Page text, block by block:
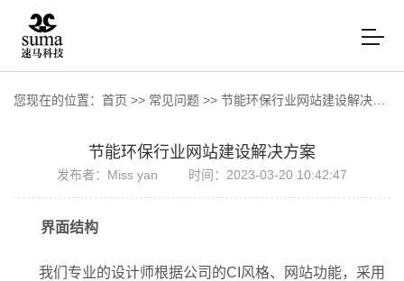
您现在的位置： 首页 >> 常见问题 >> 节能环保行业网站建设解决方案
节能环保行业网站建设解决方案
发布者：Miss yan 时间：2023-03-20 10:42:47
界面结构
我们专业的设计师根据公司的CI风格、网站功能，采用